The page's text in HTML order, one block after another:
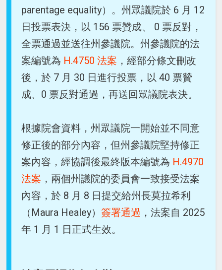
parentage equality）。州眾議院於 6 月 12
日投票表決，以 156 票贊成、 0 票反對，
全票通過並送往州參議院。州參議院的法
案編號為 H.4750 法案 ，經部分條文刪改
後，於 7 月 30 日進行投票，以 40 票贊
成、0 票反對通過，再送回眾議院表決。
根據院會資料，州眾議院一開始並不同意
修正後的部分內容，但州參議院堅持修正
案內容，經協調後最終版本編號為 H.4970
法案 ，兩個州議院的委員會一致接受法案
內容，於 8 月 8 日提交給州長莫拉希利
（Maura Healey）簽署通過 ，法案自 2025
年 1 月 1 日正式生效。